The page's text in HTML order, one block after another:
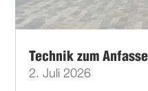
Technik zum
2. Juli 2026